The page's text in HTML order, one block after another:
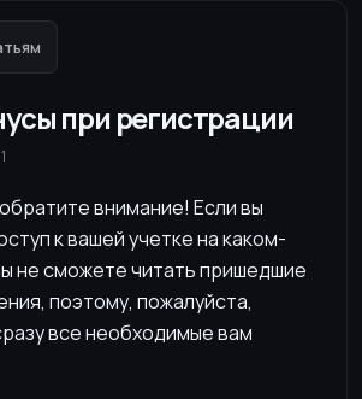
при регистрации
внимание! Если вы
к вашей учетке на каком-
не сможете читать пришедшие
поэтому, пожалуйста,
все необходимые вам